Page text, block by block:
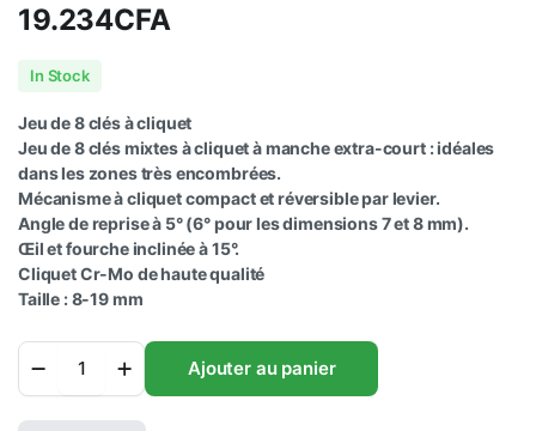
19.234CFA
In Stock
Jeu de 8 clés à cliquet
Jeu de 8 clés mixtes à cliquet à manche extra-court : idéales
dans les zones très encombrées.
Mécanisme à cliquet compact et réversible par levier.
Angle de reprise à 5° (6° pour les dimensions 7 et 8 mm).
Œil et fourche inclinée à 15°.
Cliquet Cr-Mo de haute qualité
Taille : 8-19 mm
clés
à
Ajouter au panier